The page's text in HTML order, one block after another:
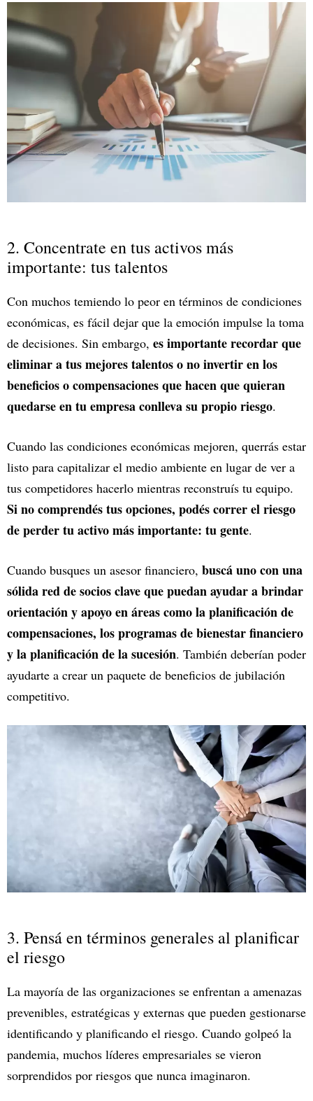
2. Concentrate en tus activos más
importante: tus talentos
Con muchos temiendo lo peor en términos de condiciones
económicas, es fácil dejar que la emoción impulse la toma
de decisiones. Sin embargo, es importante recordar que
eliminar a tus mejores talentos o no invertir en los
beneficios o compensaciones que hacen que quieran
quedarse en tu empresa conlleva su propio riesgo.
Cuando las condiciones económicas mejoren, querrás estar
listo para capitalizar el medio ambiente en lugar de ver a
tus competidores hacerlo mientras reconstruís tu equipo.
Si no comprendés tus opciones, podés correr el riesgo
de perder tu activo más importante: tu gente.
Cuando busques un asesor financiero, buscá uno con una
sólida red de socios clave que puedan ayudar a brindar
orientación y apoyo en áreas como la planificación de
compensaciones, los programas de bienestar financiero
y la planificación de la sucesión. También deberían poder
ayudarte a crear un paquete de beneficios de jubilación
competitivo.
3. Pensá en términos generales al planificar
el riesgo
La mayoría de las organizaciones se enfrentan a amenazas
prevenibles, estratégicas y externas que pueden gestionarse
identificando y planificando el riesgo. Cuando golpeó la
pandemia, muchos líderes empresariales se vieron
sorprendidos por riesgos que nunca imaginaron.